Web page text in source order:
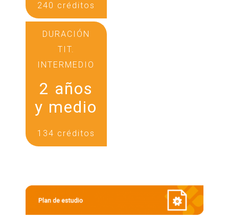
240 créditos
DURACIÓN
TIT.
INTERMEDIO
2 años
y medio
134 créditos